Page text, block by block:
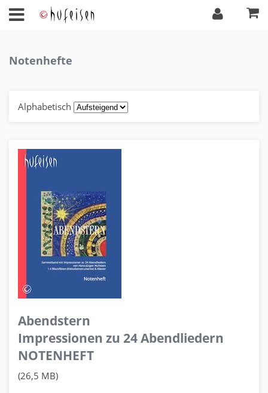
Notenhefte
Alphabetisch
Abendstern
Impressionen zu 24 Abendliedern
NOTENHEFT
(26,5 MB)